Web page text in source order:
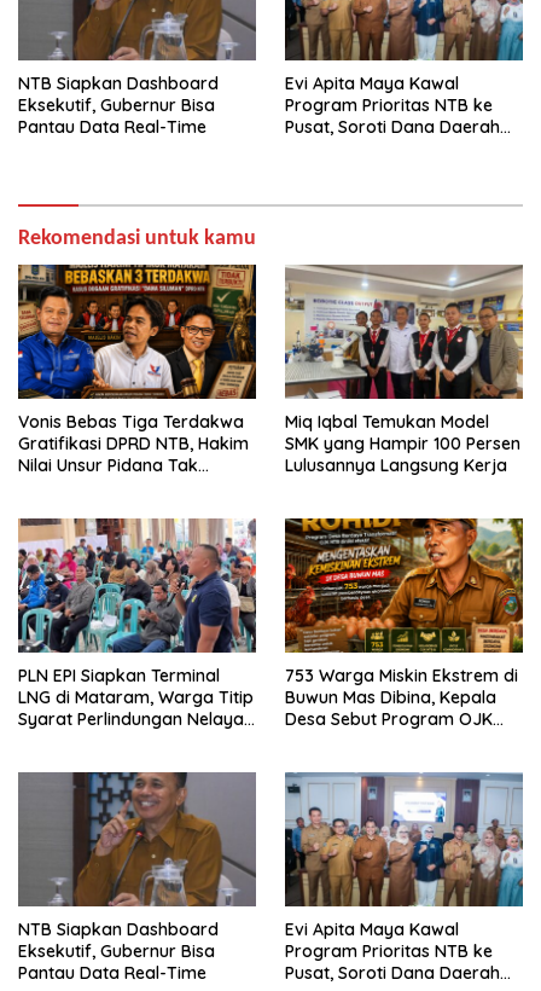
NTB Siapkan Dashboard
Eksekutif, Gubernur Bisa
Pantau Data Real-Time
Evi Apita Maya Kawal
Program Prioritas NTB ke
Pusat, Soroti Dana Daerah
Rekomendasi untuk kamu
Vonis Bebas Tiga Terdakwa
Gratifikasi DPRD NTB, Hakim
Nilai Unsur Pidana Tak
Miq Iqbal Temukan Model
SMK yang Hampir 100 Persen
Lulusannya Langsung Kerja
PLN EPI Siapkan Terminal
LNG di Mataram, Warga Titip
Syarat Perlindungan Nelayan
753 Warga Miskin Ekstrem di
Buwun Mas Dibina, Kepala
Desa Sebut Program OJK
NTB Siapkan Dashboard
Eksekutif, Gubernur Bisa
Pantau Data Real-Time
Evi Apita Maya Kawal
Program Prioritas NTB ke
Pusat, Soroti Dana Daerah